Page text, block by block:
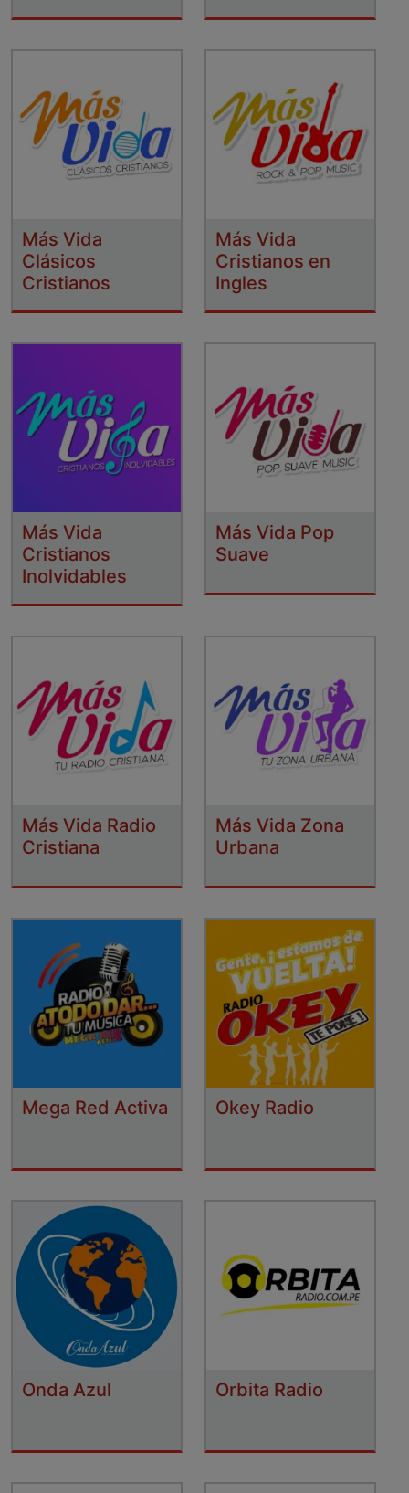
Más Vida
Clásicos
Cristianos
Más Vida
Cristianos en
Ingles
Más Vida
Cristianos
Inolvidables
Más Vida Pop
Suave
Más Vida Radio
Cristiana
Más Vida Zona
Urbana
Mega Red Activa Okey Radio
Onda Azul Orbita Radio